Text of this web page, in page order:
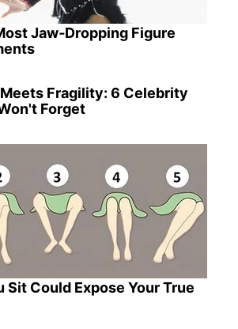
Jaw‑Dropping Figure
Fragility: 6 Celebrity
Forget
Sit Could Expose Your True